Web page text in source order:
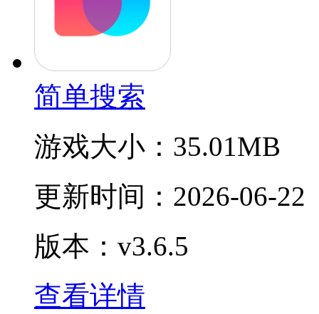
简单搜索
游戏大小： 35.01MB
更新时间： 2026-06-22
版本：v3.6.5
查看详情